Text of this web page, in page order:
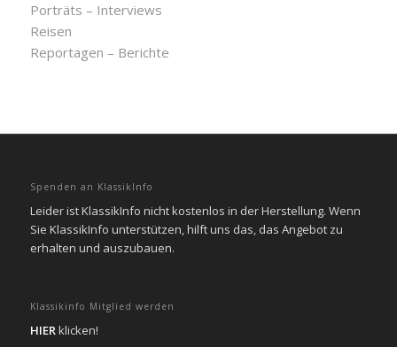
Porträts – Interviews
Reisen
Reportagen – Berichte
Spenden an KlassikInfo
Leider ist KlassikInfo nicht kostenlos in der Herstellung. Wenn
Sie KlassikInfo unterstützen, hilft uns das, das Angebot zu
erhalten und auszubauen.
Klassikinfo Mitglied werden
HIERklicken!